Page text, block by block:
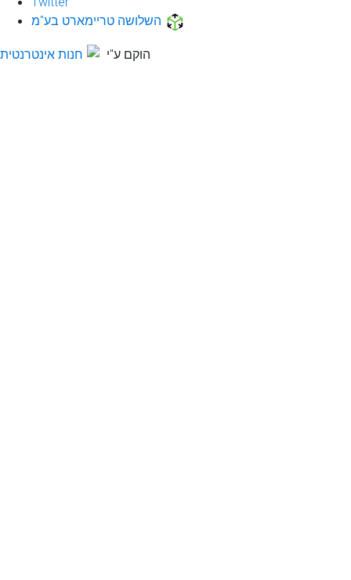
השלושה טריימארט בע"מ
הוקם ע"י חנות אינטרנטית